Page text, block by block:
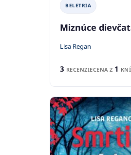
BELETRIA
Miznúce
Lisa Regan
3 RECENZIECENA Z 1